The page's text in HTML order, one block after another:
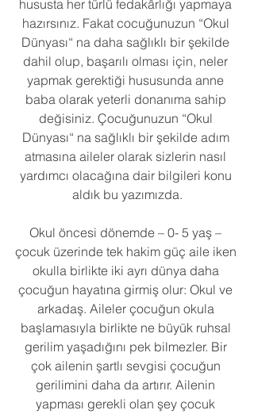
hususta her türlü fedakârlığı yapmaya
hazırsınız. Fakat cocuğunuzun “Okul
Dünyası“ na daha sağlıklı bir şekilde
dahil olup, başarılı olması için, neler
yapmak gerektiği hususunda anne
baba olarak yeterli donanıma sahip
değisiniz. Çocuğunuzun “Okul
Dünyası“ na sağlıklı bir şekilde adım
atmasına aileler olarak sizlerin nasıl
yardımcı olacağına dair bilgileri konu
aldık bu yazımızda.
Okul öncesi dönemde – 0- 5 yaş –
çocuk üzerinde tek hakim güç aile iken
okulla birlikte iki ayrı dünya daha
çocuğun hayatına girmiş olur: Okul ve
arkadaş. Aileler çocuğun okula
başlamasıyla birlikte ne büyük ruhsal
gerilim yaşadığını pek bilmezler. Bir
çok ailenin şartlı sevgisi çocuğun
gerilimini daha da artırır. Ailenin
yapması gerekli olan şey çocuk